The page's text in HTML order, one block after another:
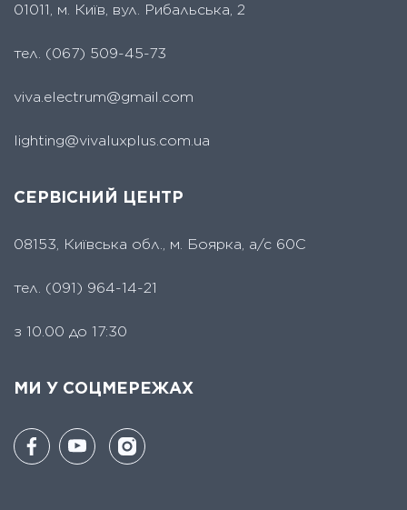
01011, м. Київ, вул. Рибальська, 2
тел. (067) 509-45-73
viva.electrum@gmail.com
lighting@vivaluxplus.com.ua
СЕРВІСНИЙ ЦЕНТР
08153, Київська обл., м. Боярка, а/с 60С
тел. (091) 964-14-21
з 10.00 до 17:30
МИ У СОЦМЕРЕЖАХ